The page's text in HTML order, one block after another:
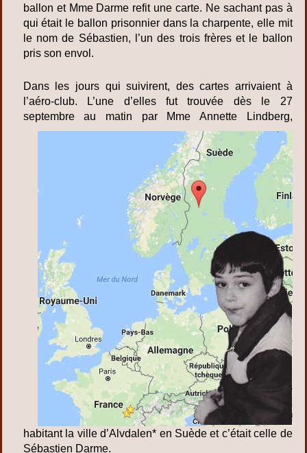
ballon et Mme Darme refit une carte. Ne sachant pas à
qui était le ballon prisonnier dans la charpente, elle mit
le nom de Sébastien, l’un des trois frères et le ballon
pris son envol.
Dans les jours qui suivirent, des cartes arrivaient à
l’aéro-club. L’une d’elles fut trouvée dès le 27
septembre au matin par Mme Annette
Lindberg,
habitant la ville d’Alvdalen* en Suède et c’était celle de
Sébastien Darme.